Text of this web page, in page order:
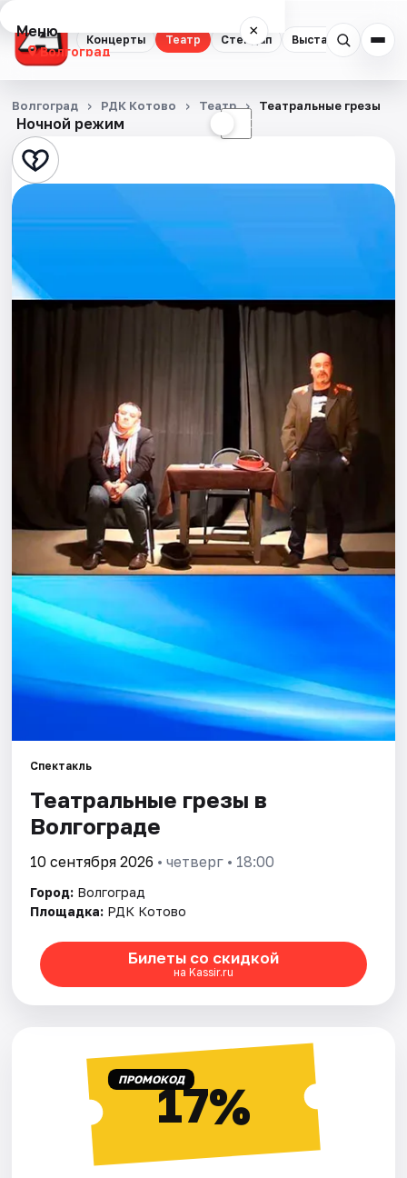
Концерты Театр Стендап Выставки
Меню ×
Волгоград
Концерты
Театр
Стендап
Выставки
Квесты
Экскурсии
Площадки
Артисты
Рейтинги
Ночной режим ☾
Волгоград РДК Котово Театр Театральные грезы
Спектакль
Театральные грезы в
Волгограде
10 сентября 2026 • четверг • 18:00
Город: Волгоград
Площадка: РДК Котово
Билеты со скидкой
на Kassir.ru
ПРОМОКОД17%